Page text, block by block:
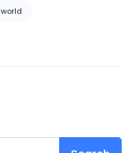
world